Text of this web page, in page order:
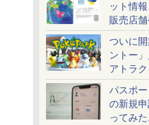
ット情
販売店舗
ケット
ついに
ントー
アトラク
配・来
パスポー
の新規
ってみ